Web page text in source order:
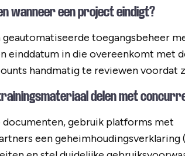
wanneer een project eindigt?
toegangsbeheer
einddatum in die overeenkomt met
handmatig te reviewen voordat
delen met
gebruik platforms met
een geheimhoudingsverklaring